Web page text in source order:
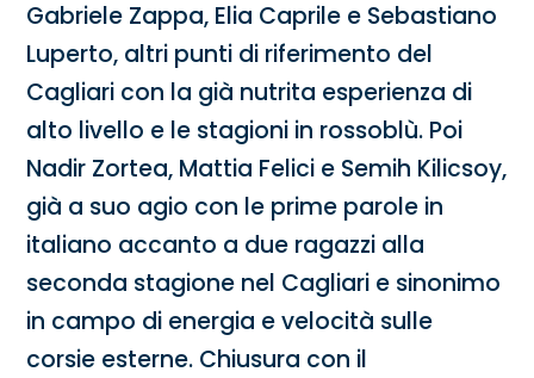
Gabriele Zappa, Elia Caprile e Sebastiano
Luperto, altri punti di riferimento del
Cagliari con la già nutrita esperienza di
alto livello e le stagioni in rossoblù. Poi
Nadir Zortea, Mattia Felici e Semih Kilicsoy,
già a suo agio con le prime parole in
italiano accanto a due ragazzi alla
seconda stagione nel Cagliari e sinonimo
in campo di energia e velocità sulle
corsie esterne. Chiusura con il